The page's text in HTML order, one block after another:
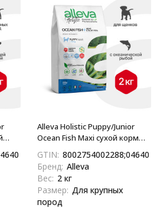
Alleva Holistic Puppy/Junior
Ocean Fish Maxi сухой корм
океанической рыбой,
коноплей и алое вера - 2 кг
GTIN:
Бренд: Alleva
Вес: 2 кг
Размер: Для крупных
пород